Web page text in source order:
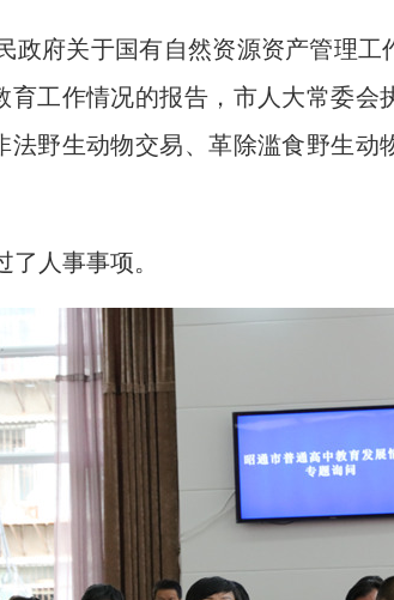
政府关于国有自然资源资产管理
育工作情况的报告，市人大常委会
法野生动物交易、革除滥食野生动
人事事项。